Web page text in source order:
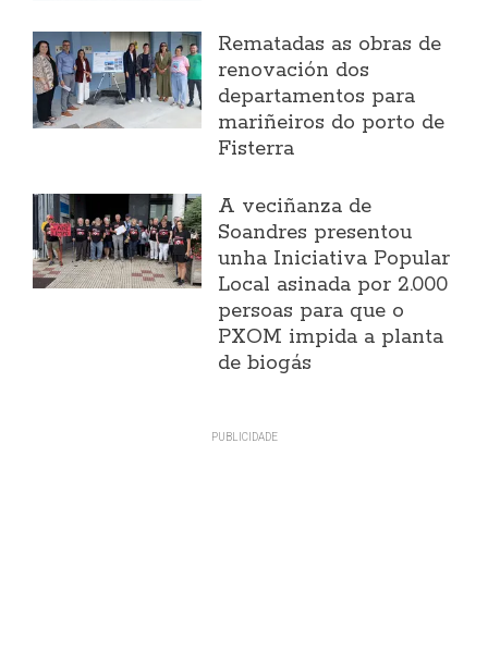
Rematadas as obras de
renovación dos
departamentos para
mariñeiros do porto de
Fisterra
A veciñanza de
Soandres presentou
unha Iniciativa Popular
Local asinada por 2.000
persoas para que o
PXOM impida a planta
de biogás